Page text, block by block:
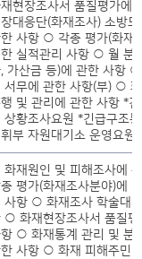
현장조사서 품질평가에
대응단(화재조사) 소방
사항 ○ 각종 평가(화재
실적관리 사항 ○ 월 분
가산금 등)에 관한 사항
서무에 관한 사항(부) ○
및 관리에 관한 사항 *
상황조사요원 *긴급구조
부 자원대기소 운영요원
재원인 및 피해조사에
평가(화재조사분야)에
사항 ○ 화재조사 학술대
○ 화재현장조사서 품질평
○ 화재통계 관리 및 분
사항 ○ 화재 피해주민